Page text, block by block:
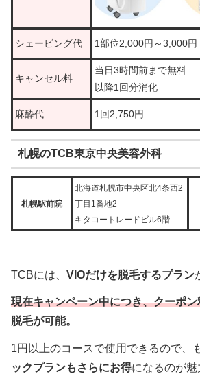
シェービング代 1部位2,000円～3,000円
キャンセル料
当日3時間前まで無料
以降1回分消化
麻酔代 1回2,750円
札幌のTCB東京中央美容外科
札幌駅前院
北海道札幌市中央区北4条西2
丁目1番地2
キタコートレードビル6階
TCBには、 VIOだけを脱毛するプラン
現在キャンペーン中につき、クーポ
脱毛が可能。
1円以上のコースで使用できるので、
ックプランもさらにお得になるのが魅